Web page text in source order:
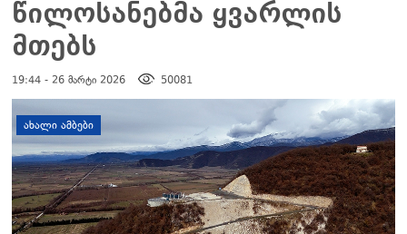
წილოსანებმა ყვარლის
მთებს
19:44 - 26 მარტი 2026 50081
დატოვე კომენტარი
ᲐᲮᲐᲚᲘ ᲐᲛᲑᲔᲑᲘ